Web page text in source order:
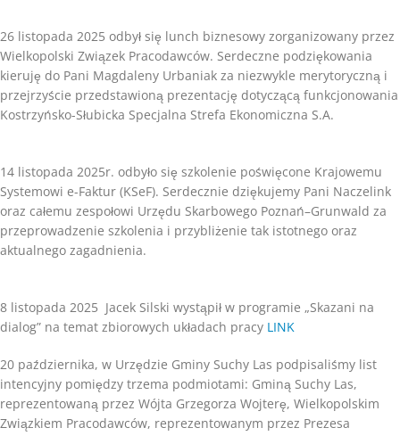
26 listopada 2025 odbył się lunch biznesowy zorganizowany przez
Wielkopolski Związek Pracodawców. Serdeczne podziękowania
kieruję do Pani Magdaleny Urbaniak za niezwykle merytoryczną i
przejrzyście przedstawioną prezentację dotyczącą funkcjonowania
Kostrzyńsko-Słubicka Specjalna Strefa Ekonomiczna S.A.
14 listopada 2025r. odbyło się szkolenie poświęcone Krajowemu
Systemowi e-Faktur (KSeF). Serdecznie dziękujemy Pani Naczelink
oraz całemu zespołowi Urzędu Skarbowego Poznań–Grunwald za
przeprowadzenie szkolenia i przybliżenie tak istotnego oraz
aktualnego zagadnienia.
8 listopada 2025 Jacek Silski wystąpił w programie „Skazani na
dialog” na temat zbiorowych układach pracy LINK
20 października, w Urzędzie Gminy Suchy Las podpisaliśmy list
intencyjny pomiędzy trzema podmiotami: Gminą Suchy Las,
reprezentowaną przez Wójta Grzegorza Wojterę, Wielkopolskim
Związkiem Pracodawców, reprezentowanym przez Prezesa